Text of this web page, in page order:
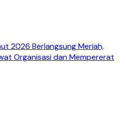
2026 Berlangsung Meriah,
Organisasi dan Mempererat